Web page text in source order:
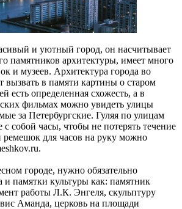
и уютный город, он насчитывает
памятников архитектуры, имеет много
и музеев. Архитектура города во
вызвать в памяти картины о старом
есть определенная схожесть, а в
фильмах можно увидеть улицы
за Петербургские. Гуляя по улицам
собой часы, чтобы не потерять течение
ремешок для часов на руку можно
городе, нужно обязательно
и памятки культуры как: памятник
работы Л.К. Энгеля, скульптуру
Аманда, церковь на площади